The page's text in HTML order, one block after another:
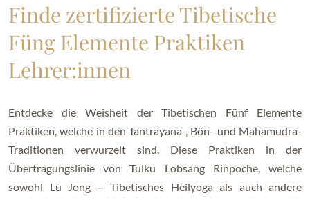
Finde zertifizierte Tibetische
Füng Elemente Praktiken
Lehrer:innen
Entdecke die Weisheit der Tibetischen Fünf Elemente
Praktiken, welche in den Tantrayana-, Bön- und Mahamudra-
Traditionen verwurzelt sind. Diese Praktiken in der
Übertragungslinie von Tulku Lobsang Rinpoche, welche
sowohl Lu Jong – Tibetisches Heilyoga als auch andere